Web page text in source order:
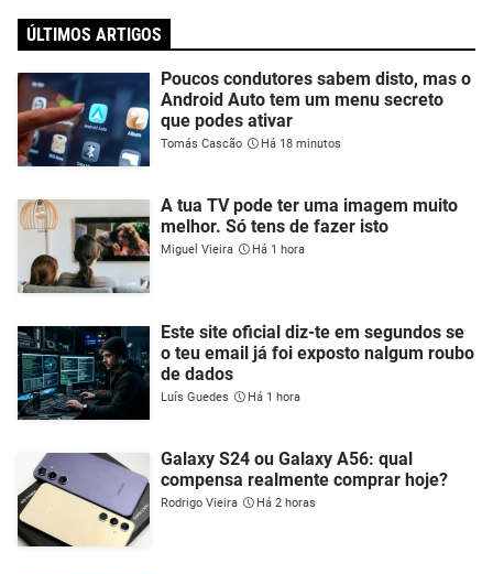
ÚLTIMOS ARTIGOS
Poucos condutores sabem disto, mas o
Android Auto tem um menu secreto
que podes ativar
Tomás Cascão Há 18 minutos
A tua TV pode ter uma imagem muito
melhor. Só tens de fazer isto
Miguel Vieira Há 1 hora
Este site oficial diz-te em segundos se
o teu email já foi exposto nalgum roubo
de dados
Luís Guedes Há 1 hora
Galaxy S24 ou Galaxy A56: qual
compensa realmente comprar hoje?
Rodrigo Vieira Há 2 horas